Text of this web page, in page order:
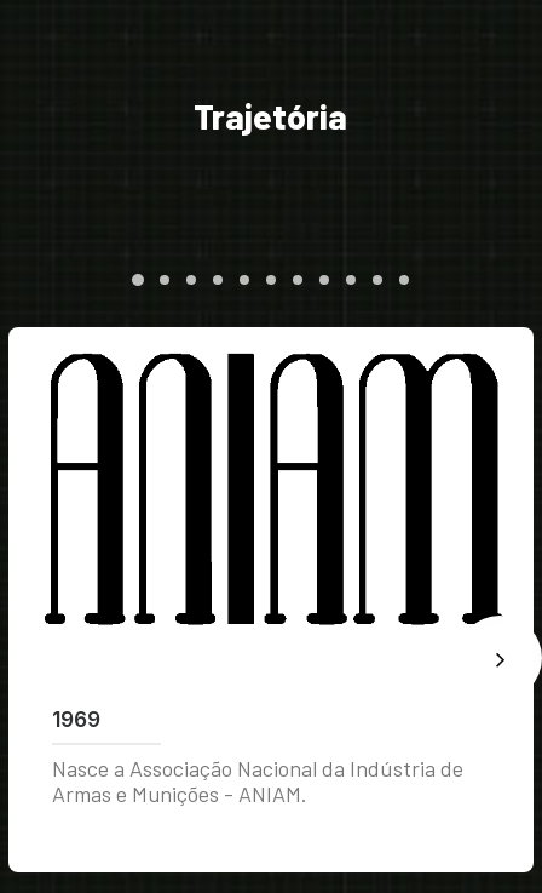
Trajetória
1969
Nasce a Associação Nacional da Indústria de
Armas e Munições - ANIAM.